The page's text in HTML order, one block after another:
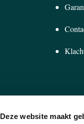
Deze website maakt